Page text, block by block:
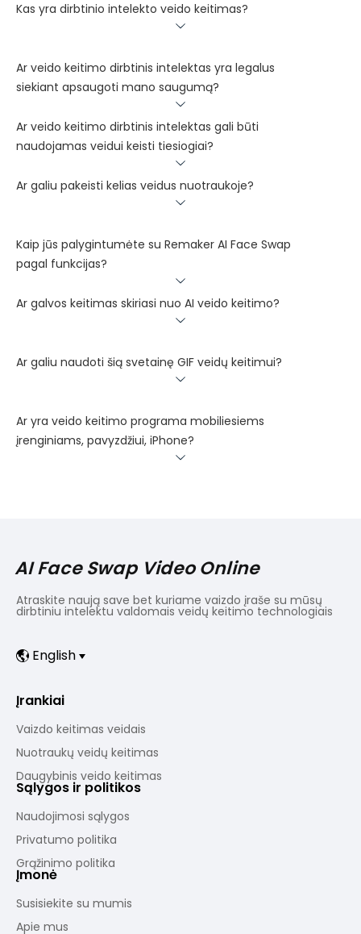
Kas yra dirbtinio intelekto veido keitimas?
Ar veido keitimo dirbtinis intelektas yra legalus
siekiant apsaugoti mano saugumą?
Ar veido keitimo dirbtinis intelektas gali būti
naudojamas veidui keisti tiesiogiai?
Ar galiu pakeisti kelias veidus nuotraukoje?
Kaip jūs palygintumėte su Remaker AI Face Swap
pagal funkcijas?
Ar galvos keitimas skiriasi nuo AI veido keitimo?
Ar galiu naudoti šią svetainę GIF veidų keitimui?
Ar yra veido keitimo programa mobiliesiems
įrenginiams, pavyzdžiui, iPhone?
AI Face Swap Video Online
Atraskite naują save bet kuriame vaizdo įraše su mūsų
dirbtiniu intelektu valdomais veidų keitimo technologiais
English
Įrankiai
Vaizdo keitimas veidais
Nuotraukų veidų keitimas
Daugybinis veido keitimas
Sąlygos ir politikos
Naudojimosi sąlygos
Privatumo politika
Grąžinimo politika
Įmonė
Susisiekite su mumis
Apie mus